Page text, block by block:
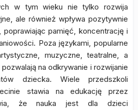
w tym wieku nie tylko rozwija
ale również wpływa pozytywnie
poprawiając pamięć, koncentrację i
Poza językami, popularne
muzyczne, teatralne, a
na odkrywanie i rozwijanie
dziecka. Wiele przedszkoli
stawia na edukację przez
że nauka jest dla dzieci